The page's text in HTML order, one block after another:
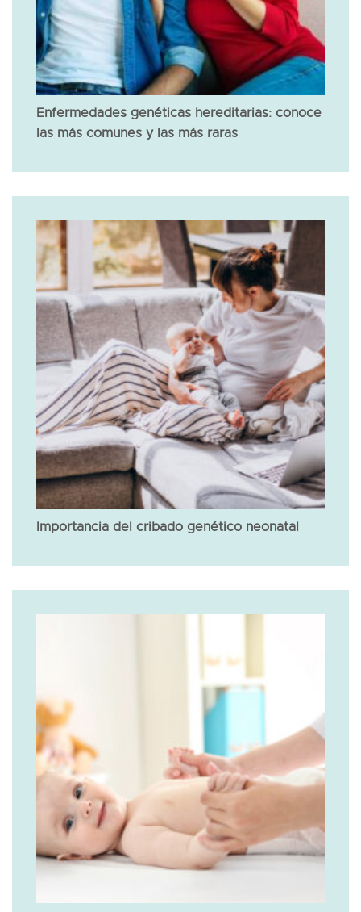
Enfermedades genéticas hereditarias: conoce
las más comunes y las más raras
Importancia del cribado genético neonatal